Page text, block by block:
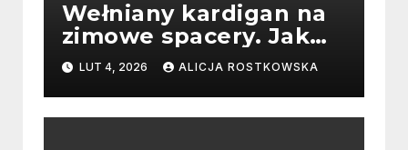
Wełniany kardigan na
zimowe spacery. Jak
dobrać kolory i
stylizacje?
LUT 4, 2026 ALICJA ROSTKOWSKA